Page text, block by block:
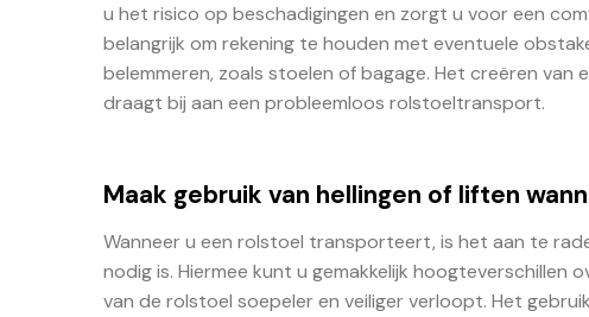
u het risico op beschadigingen en zorgt u voor een
belangrijk om rekening te houden met eventuele
belemmeren, zoals stoelen of bagage. Het creëren
draagt bij aan een probleemloos rolstoeltransport.
Maak gebruik van hellingen of liften
Wanneer u een rolstoel transporteert, is het aan te
nodig is. Hiermee kunt u gemakkelijk
van de rolstoel soepeler en veiliger verloopt. Het